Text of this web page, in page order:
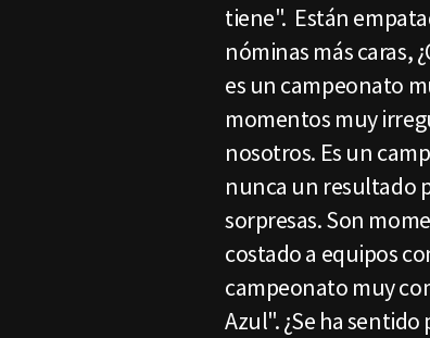
tiene". Están
nóminas más caras,
es un campeonato
momentos muy
nosotros. Es un
nunca un resultado
sorpresas. Son
costado a equipos
campeonato muy
Azul". ¿Se ha